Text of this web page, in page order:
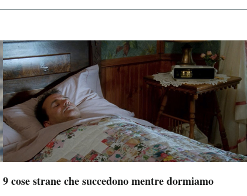
9 cose strane che succedono mentre dormiamo